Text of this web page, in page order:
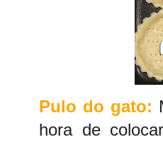
Pulo do gato:
hora de